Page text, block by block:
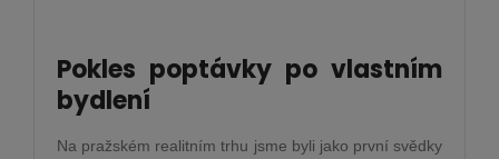
Pokles poptávky po vlastním
bydlení
Na pražském realitním trhu jsme byli jako první svědky